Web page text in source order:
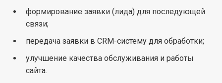
формирование заявки (лида) для последующей
связи;
передача заявки в CRM-систему для обработки;
улучшение качества обслуживания и работы
сайта.